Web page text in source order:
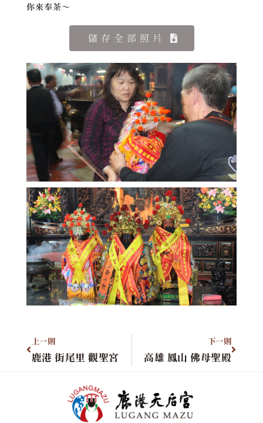
你來奉茶～
儲存全部照片
上一則
鹿港 街尾里 觀聖宮
下一則
高雄 鳳山 佛母聖殿